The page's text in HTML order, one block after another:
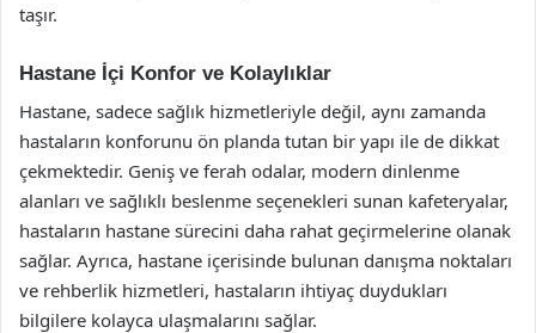
taşır.
Hastane İçi Konfor ve Kolaylıklar
Hastane, sadece sağlık hizmetleriyle değil, aynı zamanda
hastaların konforunu ön planda tutan bir yapı ile de dikkat
çekmektedir. Geniş ve ferah odalar, modern dinlenme
alanları ve sağlıklı beslenme seçenekleri sunan kafeteryalar,
hastaların hastane sürecini daha rahat geçirmelerine olanak
sağlar. Ayrıca, hastane içerisinde bulunan danışma noktaları
ve rehberlik hizmetleri, hastaların ihtiyaç duydukları
bilgilere kolayca ulaşmalarını sağlar.